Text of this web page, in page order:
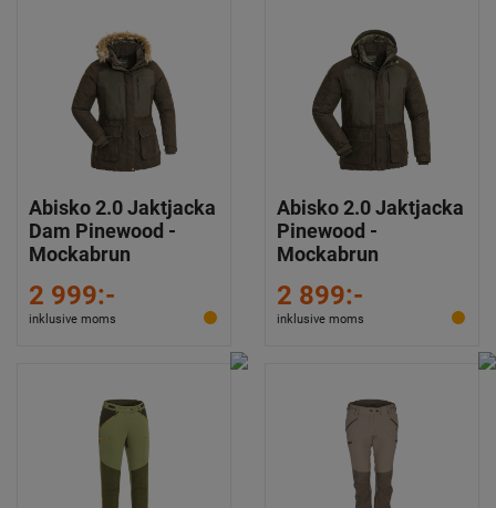
Abisko 2.0 Jaktjacka
Dam Pinewood -
Mockabrun
2 999:-
inklusive moms
Abisko 2.0 Jaktjacka
Pinewood -
Mockabrun
2 899:-
inklusive moms